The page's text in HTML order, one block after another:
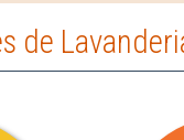
de